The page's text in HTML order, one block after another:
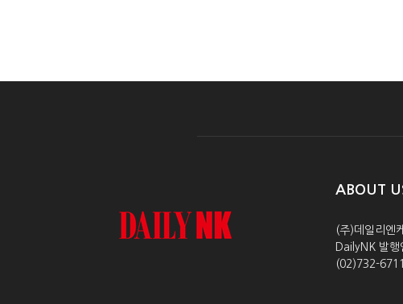
ABOUT
(주)데일리엔
DailyNK 발
(02)732-